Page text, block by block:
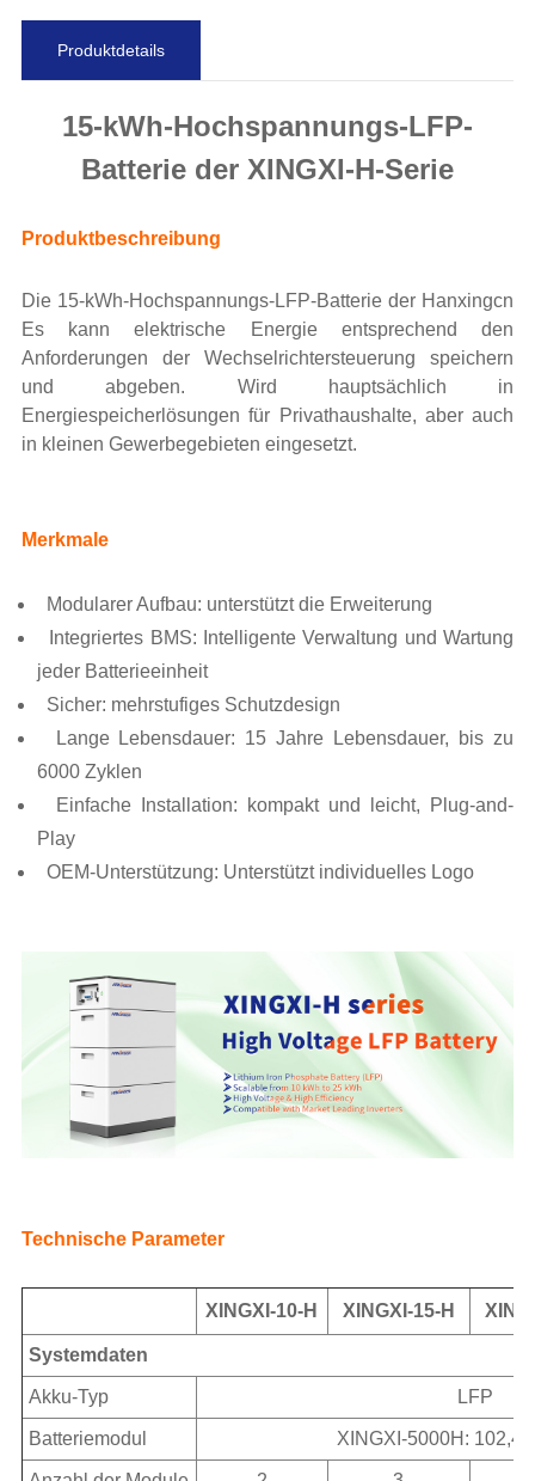
Produktdetails
15-kWh-Hochspannungs-LFP-
Batterie der XINGXI-H-Serie
Produktbeschreibung
Die 15-kWh-Hochspannungs-LFP-Batterie der Hanxingcn
Es kann elektrische Energie entsprechend den
Anforderungen der Wechselrichtersteuerung speichern
und abgeben. Wird hauptsächlich in
Energiespeicherlösungen für Privathaushalte, aber auch
in kleinen Gewerbegebieten eingesetzt.
Merkmale
Modularer Aufbau: unterstützt die Erweiterung
Integriertes BMS: Intelligente Verwaltung und Wartung
jeder Batterieeinheit
Sicher: mehrstufiges Schutzdesign
Lange Lebensdauer: 15 Jahre Lebensdauer, bis zu
6000 Zyklen
Einfache Installation: kompakt und leicht, Plug-and-
Play
OEM-Unterstützung: Unterstützt individuelles Logo
Technische Parameter
XINGXI-10-H XINGXI-15-H
Systemdaten
Akku-Typ LFP
Batteriemodul XINGXI-5000H: 102,4